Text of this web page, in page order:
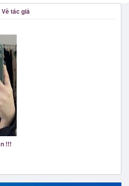
Về tác giả
!!!